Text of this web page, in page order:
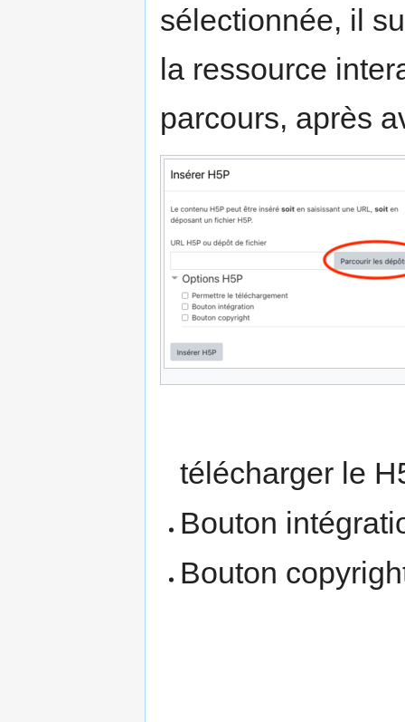
sélectionnée, il
la ressource
parcours, après
télécharger le
Bouton
Bouton